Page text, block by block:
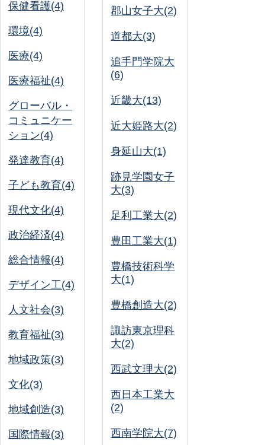
保健看護(4)
環境(4)
医療(4)
医療福祉(4)
グローバル・
コミュニケー
ション(4)
発達教育(4)
子ども教育(4)
現代文化(4)
政治経済(4)
総合情報(4)
デザイン工(4)
人文社会(3)
教育福祉(3)
地域政策(3)
文化(3)
地域創造(3)
国際情報(3)
郡山女子大(2)
道都大(3)
追手門学院大
(6)
近畿大(13)
近大姫路大(2)
身延山大(1)
跡見学園女子
大(3)
足利工業大(2)
豊田工業大(1)
豊橋技術科学
大(1)
豊橋創造大(2)
諏訪東京理科
大(2)
西武文理大(2)
西日本工業大
(2)
西南学院大(7)